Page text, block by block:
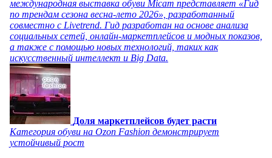
международная выставка обуви Micam представляет «Гид
по трендам сезона весна-лето 2026», разработанный
совместно с Livetrend. Гид разработан на основе анализа
социальных сетей, онлайн-маркетплейсов и модных показов,
а также с помощью новых технологий, таких как
искусственный интеллект и Big Data.
Доля маркетплейсов будет расти
Категория обуви на Ozon Fashion демонстрирует
устойчивый рост